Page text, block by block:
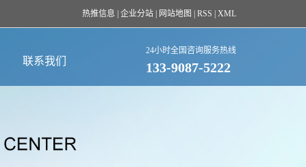
热推信息 企业分站 网站地图 RSS XML
联系我们
24小时全国咨询服务热线
133-9087-5222